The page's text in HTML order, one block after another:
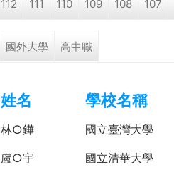
112 111 110 109 108 107
國外大學 高中職
姓名 學校名稱
林○鏵 國立臺灣大學
盧○宇 國立清華大學